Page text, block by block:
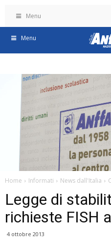
Menu
Menu
Home Informati News dall'Italia
Legge di
richieste FISH
4 ottobre 2013